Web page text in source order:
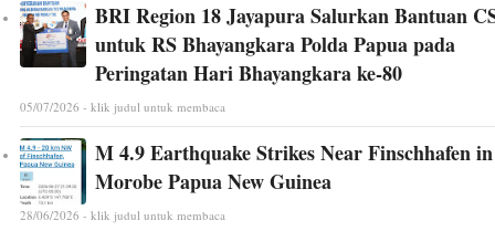
BRI Region 18 Jayapura Salurkan Bantuan
untuk RS Bhayangkara Polda Papua pada
Peringatan Hari Bhayangkara ke-80
05/07/2026 - klik judul untuk membaca
M 4.9 Earthquake Strikes Near Finschhafen in
Morobe Papua New Guinea
28/06/2026 - klik judul untuk membaca